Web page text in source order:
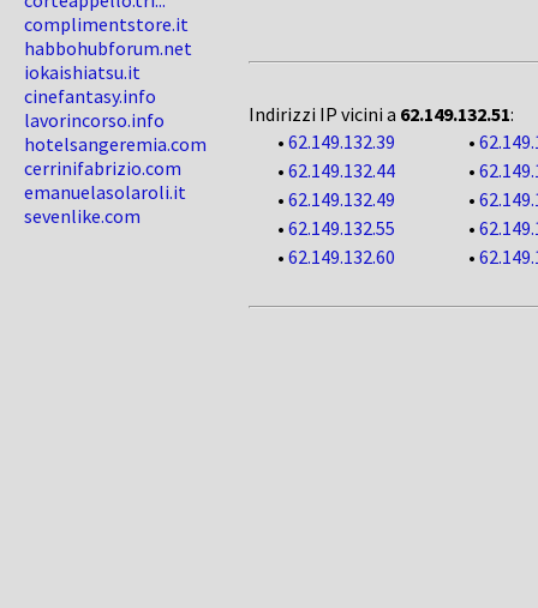
complimentstore.it
habbohubforum.net
iokaishiatsu.it
cinefantasy.info
lavorincorso.info
hotelsangeremia.com
cerrinifabrizio.com
emanuelasolaroli.it
sevenlike.com
Indirizzi IP vicini a 62.149.132.51:
• 62.149.132.39 •
• 62.149.132.44 •
• 62.149.132.49 •
• 62.149.132.55 •
• 62.149.132.60 •